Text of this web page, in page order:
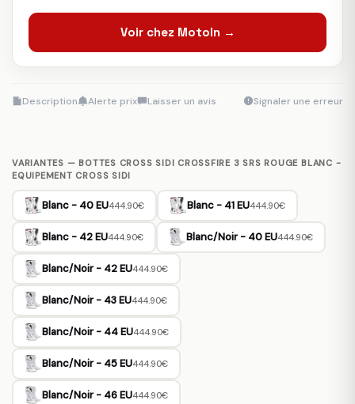
Voir chez MotoIn →
Description Alerte prix Laisser un avis Signaler une erreur
VARIANTES — BOTTES CROSS SIDI CROSSFIRE 3 SRS ROUGE BLANC -
EQUIPEMENT CROSS SIDI
Blanc - 40 EU444.90€ Blanc - 41 EU444.90€
Blanc - 42 EU444.90€ Blanc/Noir - 40 EU444.90€
Blanc/Noir - 42 EU444.90€
Blanc/Noir - 43 EU444.90€
Blanc/Noir - 44 EU444.90€
Blanc/Noir - 45 EU444.90€
Blanc/Noir - 46 EU444.90€